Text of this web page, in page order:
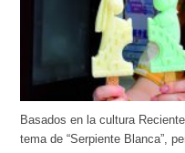
Basados en la cultura
tema de “Serpiente Blanca”,